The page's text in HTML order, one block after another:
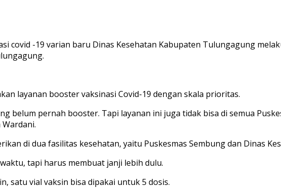
covid -19 varian baru Dinas Kesehatan Kabupaten Tulungagung
layanan booster vaksinasi Covid-19 dengan skala prioritas.
belum pernah booster. Tapi layanan ini juga tidak bisa di semua
di dua fasilitas kesehatan, yaitu Puskesmas Sembung dan Dinas
tapi harus membuat janji lebih dulu.
satu vial vaksin bisa dipakai untuk 5 dosis.